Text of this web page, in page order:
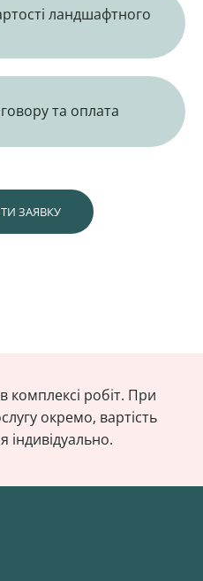
ландшафтного
та оплата
ЗАЯВКУ
комплексі робіт. При
окремо, вартість
індивідуально.